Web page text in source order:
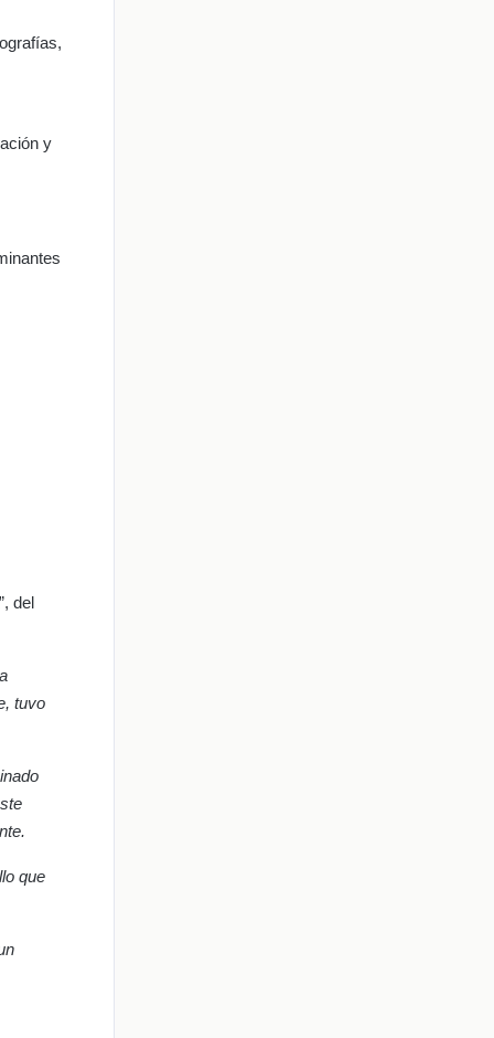
y
del
tuvo
que